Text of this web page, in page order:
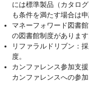
には標準製品（カタロ
も条件を満たす場合は申
マネーフォワード図書
の図書館制度がありま
リファラルドリブン：
度。
カンファレンス参加支
カンファレンスへの参